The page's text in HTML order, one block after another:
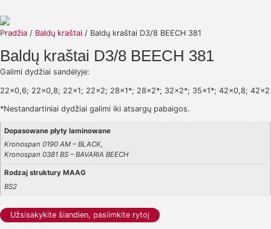
Pradžia / Baldų kraštai / Baldų kraštai D3/8 BEECH 381
Baldų kraštai D3/8 BEECH 381
Galimi dydžiai sandėlyje:
22×0,6; 22×0,8; 22×1; 22×2; 28×1*; 28×2*; 32×2*; 35×1*; 42×0,8; 42×2
*Nestandartiniai dydžiai galimi iki atsargų pabaigos.
Dopasowane płyty laminowane
Kronospan 0190 AM – BLACK,
Kronospan 0381 BS – BAVARIA BEECH
Rodzaj struktury MAAG
BS2
Užsisakykite šiandien, pasiimkite rytoj